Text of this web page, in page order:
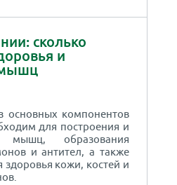
сколько
и
компонентов
для построения и
мышц, образования
и антител, а также
кожи, костей и